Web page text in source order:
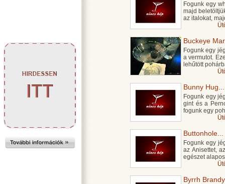
Fogunk egy
majd
az italokat,
Buckeye
Fogunk egy
a vermutot.
lehűtött
Bunny Hug...
Fogunk egy
gint és a
fogunk egy
Buttonhole...
Fogunk egy
az Anisettet,
egészet
Byrrh